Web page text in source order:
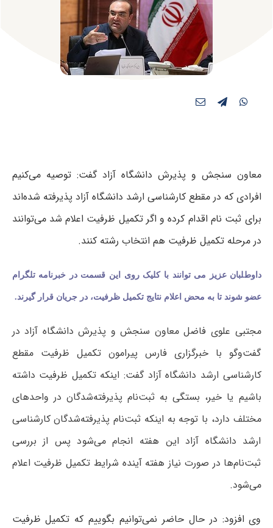
معاون سنجش و پذیرش دانشگاه آزاد گفت: توصیه می‌کنیم
افرادی که در مقطع کارشناسی ارشد دانشگاه آزاد پذیرفته شده‌اند
برای ثبت نام اقدام کرده و اگر تکمیل ظرفیت اعلام شد می‌توانند
در مرحله تکمیل ظرفیت هم انتخاب رشته کنند.
داوطلبان عزیز می توانند با کلیک روی این قسمت در خبرنامه تلگرام
عضو شوند تا به محض اعلام نتایج تکمیل ظرفیت، در جریان قرار گیرند.
مجتبی علوی فاضل معاون سنجش و پذیرش دانشگاه آزاد در
گفت‌وگو با خبرگزاری فارس پیرامون تکمیل ظرفیت مقطع
کارشناسی ارشد دانشگاه آزاد گفت: اینکه تکمیل ظرفیت داشته
باشیم یا خیر، بستگی به ثبت‌نام پذیرفته‌شدگان در واحدهای
مختلف دارد، با توجه به اینکه ثبت‌نام پذیرفته‌شدگان کارشناسی
ارشد دانشگاه آزاد این هفته انجام می‌شود پس از بررسی
ثبت‌نام‌ها در صورت نیاز هفته آینده شرایط تکمیل ظرفیت اعلام
می‌شود.
وی افزود: در حال حاضر نمی‌توانیم بگوییم که تکمیل ظرفیت